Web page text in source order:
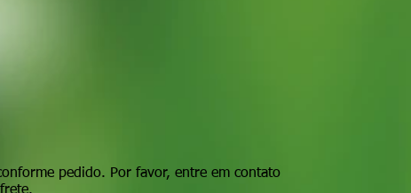
pedido. Por favor, entre em contato